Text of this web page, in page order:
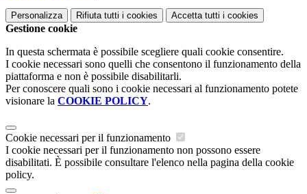
Personalizza Rifiuta tutti i cookies Accetta tutti i cookies
Gestione cookie
In questa schermata è possibile scegliere quali cookie consentire.
I cookie necessari sono quelli che consentono il funzionamento della
piattaforma e non è possibile disabilitarli.
Per conoscere quali sono i cookie necessari al funzionamento potete
visionare la COOKIE POLICY.
Cookie necessari per il funzionamento
I cookie necessari per il funzionamento non possono essere
disabilitati. È possibile consultare l'elenco nella pagina della cookie
policy.